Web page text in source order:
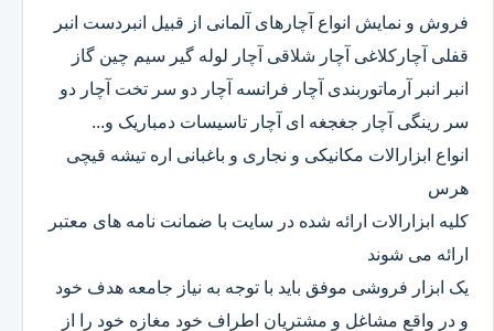
فروش و نمایش انواع آچارهای آلمانی از قبیل انبردست انبر
قفلی آچارکلاغی آچار شلاقی آچار لوله گیر سیم چین گاز
انبر انبر آرماتوربندی آچار فرانسه آچار دو سر تخت آچار دو
سر رینگی آچار جغجغه ای آچار تاسیسات دمباریک و...
انواع ابزارالات مکانیکی و نجاری و باغبانی اره تیشه قیچی
هرس
کلیه ابزارالات ارائه شده در سایت با ضمانت نامه های معتبر
ارائه می شوند
یک ابزار فروشی موفق باید با توجه به نیاز جامعه هدف خود
و در واقع مشاغل و مشتریان اطراف خود مغازه خود را از